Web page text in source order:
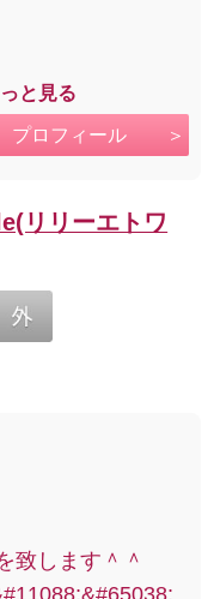
と見る
プロフィール
リリーエトワ
致します＾＾